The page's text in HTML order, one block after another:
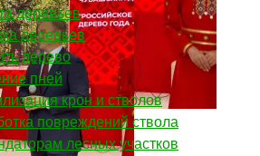
деревьев
деревьев
дерево
пней
крон и стволов
повреждений ствола
лесных участков